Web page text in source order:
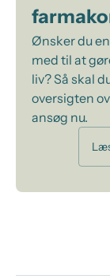
Ønsker du
med til at
liv? Så skal
oversigten
ansøg nu.